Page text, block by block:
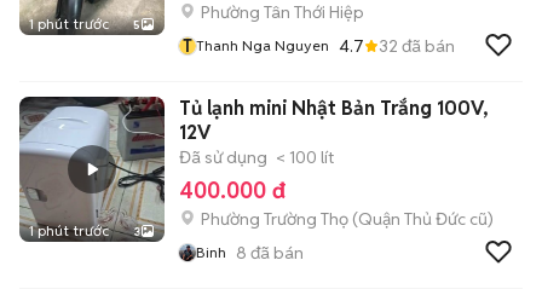
1 phút trước 5
Phường Tân Thới Hiệp
T Thanh Nga Nguyen 4.7 32 đã bán
1 phút trước 3
Tủ lạnh mini Nhật Bản Trắng 100V,
12V
Đã sử dụng < 100 lít
400.000 đ
Phường Trường Thọ (Quận Thủ Đức cũ)
Binh 8 đã bán